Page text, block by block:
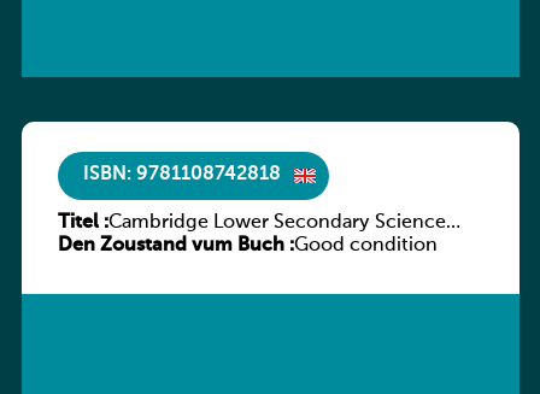
ISBN: 9781108742818
Titel :Cambridge Lower Secondary Science
Workbook with Digital Access Stage 7
Den Zoustand vum Buch :Good condition